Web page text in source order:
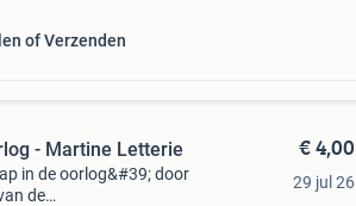
of Verzenden
- Martine Letterie
in de oorlog&#39; door
de
€ 4,00
29 jul 26